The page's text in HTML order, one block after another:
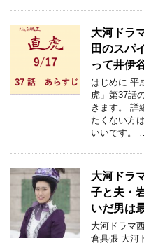
大河ドラ
田のスパ
って井伊
はじめに 平
虎」第37話
きます。 詳
たくない方
いいです。
大河ドラ
子と夫・
いだ男は
大河ドラマ
倉具張 大河